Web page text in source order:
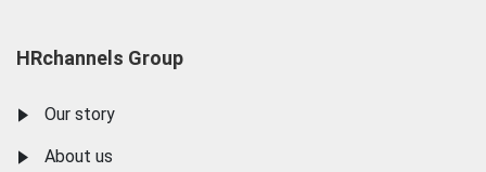
HRchannels Group
Our story
About us